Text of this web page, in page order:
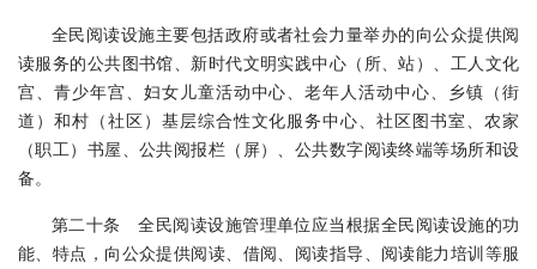
全民阅读设施主要包括政府或者社会力量举办的向公众提供阅
读服务的公共图书馆、新时代文明实践中心（所、站）、工人文化
宫、青少年宫、妇女儿童活动中心、老年人活动中心、乡镇（街
道）和村（社区）基层综合性文化服务中心、社区图书室、农家
（职工）书屋、公共阅报栏（屏）、公共数字阅读终端等场所和设
备。
第二十条 全民阅读设施管理单位应当根据全民阅读设施的功
能、特点，向公众提供阅读、借阅、阅读指导、阅读能力培训等服